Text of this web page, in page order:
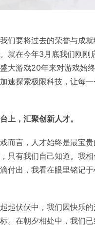
们要将过去的荣誉与成
就在今年3月底我们刚刚
大游戏20年来对游戏始
速探索极限科技，让每
上，汇聚创新人才。
而言，人才始终是最宝
只有我们自己知道。我
付出，我看在眼里铭记
起伏伏中，我们因快乐
。在朝夕相处中，我们